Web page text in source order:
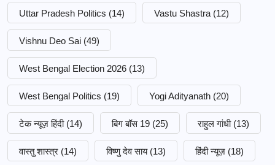
Uttar Pradesh Politics (14) Vastu Shastra (12)
Vishnu Deo Sai (49)
West Bengal Election 2026 (13)
West Bengal Politics (19) Yogi Adityanath (20)
टेक न्यूज़ हिंदी (14) बिग बॉस 19 (25) राहुल गांधी (13)
वास्तु शास्त्र (14) विष्णु देव साय (13) हिंदी न्यूज़ (18)